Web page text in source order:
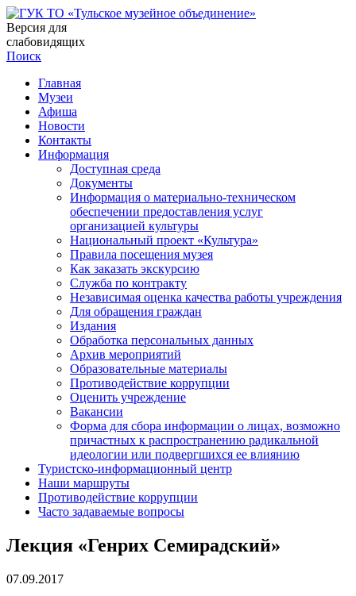
Версия для
слабовидящих
Поиск
Главная
Музеи
Афиша
Новости
Контакты
Информация
Доступная среда
Документы
Информация о материально-техническом
обеспечении предоставления услуг
организацией культуры
Национальный проект «Культура»
Правила посещения музея
Как заказать экскурсию
Служба по контракту
Независимая оценка качества работы учреждения
Для обращения граждан
Издания
Обработка персональных данных
Архив мероприятий
Образовательные материалы
Противодействие коррупции
Оценить учреждение
Вакансии
Форма для сбора информации о лицах, возможно
причастных к распространению радикальной
идеологии или подвергшихся ее влиянию
Туристско-информационный центр
Наши маршруты
Противодействие коррупции
Часто задаваемые вопросы
Лекция «Генрих Семирадский»
07.09.2017